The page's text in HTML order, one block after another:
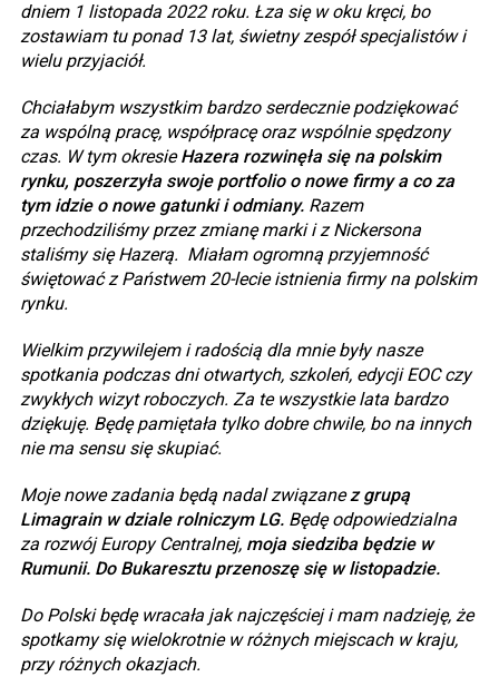
dniem 1 listopada 2022 roku. Łza się w oku kręci, bo
zostawiam tu ponad 13 lat, świetny zespół specjalistów i
wielu przyjaciół.
Chciałabym wszystkim bardzo serdecznie podziękować
za wspólną pracę, współpracę oraz wspólnie spędzony
czas. W tym okresieHazera rozwinęła się na polskim
rynku, poszerzyła swoje portfolio o nowe firmy a co za
tym idzie o nowe gatunki i odmiany. Razem
przechodziliśmy przez zmianę marki i z Nickersona
staliśmy się Hazerą. Miałam ogromną przyjemność
świętować z Państwem 20-lecie istnienia firmy na polskim
rynku.
Wielkim przywilejem i radością dla mnie były nasze
spotkania podczas dni otwartych, szkoleń, edycji EOC czy
zwykłych wizyt roboczych. Za te wszystkie lata bardzo
dziękuję. Będę pamiętała tylko dobre chwile, bo na innych
nie ma sensu się skupiać.
Moje nowe zadania będą nadal związanez grupą
Limagrain w dziale rolniczym LG. Będę odpowiedzialna
za rozwój Europy Centralnej, moja siedziba będzie w
Rumunii. Do Bukaresztu przenoszę się w listopadzie.
Do Polski będę wracała jak najczęściej i mam nadzieję, że
spotkamy się wielokrotnie w różnych miejscach w kraju,
przy różnych okazjach.